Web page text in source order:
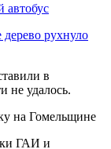
автобус
дерево рухнуло
в
не удалось.
ГАИ и